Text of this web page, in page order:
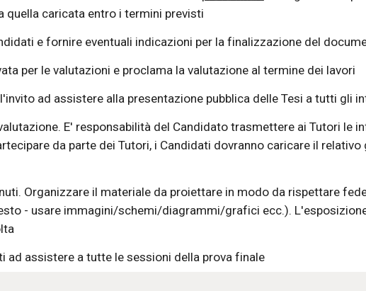
quella caricata entro i termini previsti
e fornire eventuali indicazioni per la finalizzazione del
per le valutazioni e proclama la valutazione al termine dei lavori
ad assistere alla presentazione pubblica delle Tesi a tutti gli
E' responsabilità del Candidato trasmettere ai Tutori le
da parte dei Tutori, i Candidati dovranno caricare il
. Organizzare il materiale da proiettare in modo da rispettare
- usare immagini/schemi/diagrammi/grafici ecc.).
ad assistere a tutte le sessioni della prova finale